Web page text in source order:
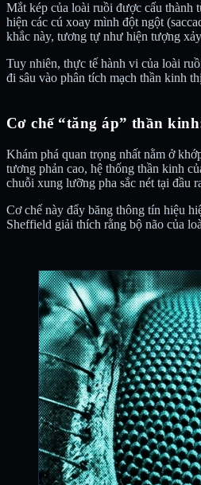
Mắt kép của loài ruồi được cấu thành
hiện các cú xoay mình đột ngột
khắc này, tương tự như hiện tượng
Tuy nhiên, thực tế hành vi của loài
đi sâu vào phân tích mạch thần kinh
Cơ chế “tăng áp” thần
Khám phá quan trọng nhất nằm ở
tương phản cao, hệ thống thần kinh
chuỗi xung lưỡng pha sắc nét tại đầu
Cơ chế này đẩy băng thông tín hiệu
Sheffield giải thích rằng bộ não của